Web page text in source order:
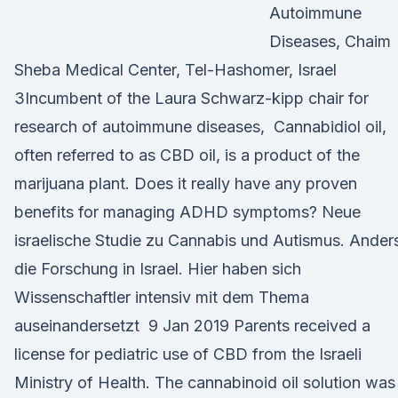
Autoimmune
Diseases, Chaim
Sheba Medical Center, Tel-Hashomer, Israel
3Incumbent of the Laura Schwarz-kipp chair for
research of autoimmune diseases, Cannabidiol oil,
often referred to as CBD oil, is a product of the
marijuana plant. Does it really have any proven
benefits for managing ADHD symptoms? Neue
israelische Studie zu Cannabis und Autismus.
die Forschung in Israel. Hier haben sich
Wissenschaftler intensiv mit dem Thema
auseinandersetzt 9 Jan 2019 Parents received a
license for pediatric use of CBD from the Israeli
Ministry of Health. The cannabinoid oil solution was